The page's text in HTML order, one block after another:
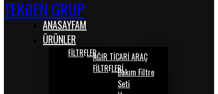
TEKDEN GRUP
ANASAYFAM
ÜRÜNLER
FİLTRELERAĞIR TİCARİ ARAÇ
FİLTRELERİBakım Filtre
Seti